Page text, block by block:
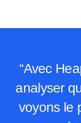
“Avec
analyser
voyons le